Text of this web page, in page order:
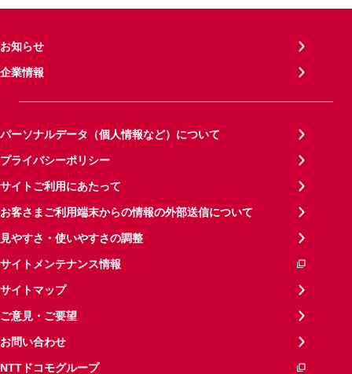
お知らせ
企業情報
パーソナルデータ（個人情報など）について
プライバシーポリシー
サイトご利用にあたって
お客さまご利用端末からの情報の外部送信について
見やすさ・使いやすさの調整
サイトメンテナンス情報
サイトマップ
ご意見・ご要望
お問い合わせ
NTTドコモグループ